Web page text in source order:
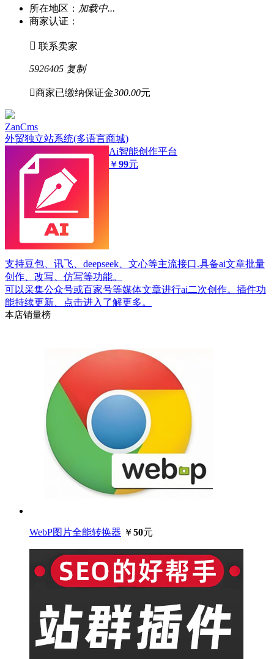
所在地区： 加载中...
商家认证：
 联系卖家
5926405 复制
商家已缴纳保证金300.00元
ZanCms
外贸独立站系统(多语言商城)
Ai智能创作平台
￥99元
支持豆包、讯飞、deepseek、文心等主流接口.具备ai文章批量
创作、改写、仿写等功能。
可以采集公众号或百家号等媒体文章进行ai二次创作。插件功
能持续更新、点击进入了解更多。
本店销量榜
WebP图片全能转换器 ￥50元